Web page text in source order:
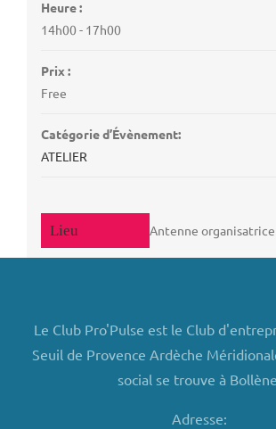
Heure :
14h00 - 17h00
Prix :
Free
Catégorie d’Évènement:
ATELIER
Antenne organisatrice
Le Club Pro'Pulse est le Club
Seuil de Provence Ardèche
social se trouve à
Adresse: